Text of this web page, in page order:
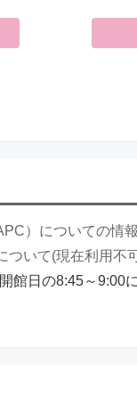
）についての情
ついて(現在利用不
館日の8:45～9:00